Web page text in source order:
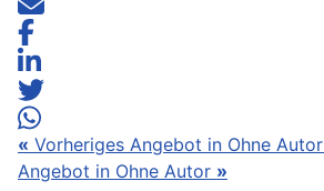
« Vorheriges Angebot in Ohne Autor
Angebot in Ohne Autor »